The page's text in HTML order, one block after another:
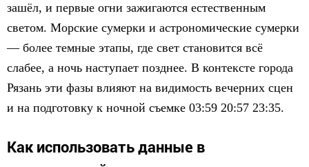
зашёл, и первые огни зажигаются естественным
светом. Морские сумерки и астрономические сумерки
— более темные этапы, где свет становится всё
слабее, а ночь наступает позднее. В контексте города
Рязань эти фазы влияют на видимость вечерних сцен
и на подготовку к ночной съемке 03:59 20:57 23:35.
Как использовать данные в